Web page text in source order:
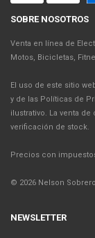
SOBRE NOSOTROS
Venta en línea de
Motos, Bicicletas,
El uso de este sitio
y de las Políticas de
ilustrativo. La venta
verificación de stock.
Precios con
© 2026 Nelson
NEWSLETTER